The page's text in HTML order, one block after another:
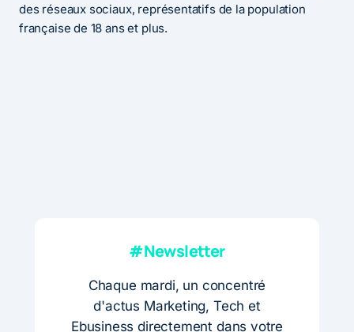
des réseaux sociaux, représentatifs de la population
française de 18 ans et plus.
#Newsletter
Chaque mardi, un concentré
d'actus Marketing, Tech et
Ebusiness directement dans votre